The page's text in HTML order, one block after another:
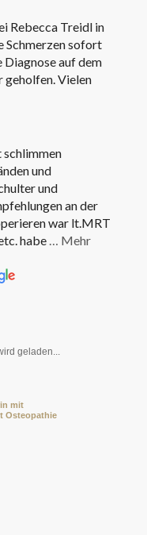
Rebecca Treidl in
Schmerzen sofort
Diagnose auf dem
geholfen. Vielen
schlimmen
und
und
an der
war lt.MRT
habe
… Mehr
geladen...
mit
Osteopathie